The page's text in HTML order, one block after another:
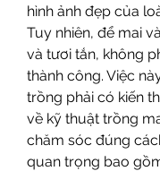
hình ảnh đẹp của
Tuy nhiên, để mai
và tươi tắn, không
thành công. Việc
trồng phải có kiến
về kỹ thuật trồng
chăm sóc đúng
quan trọng bao